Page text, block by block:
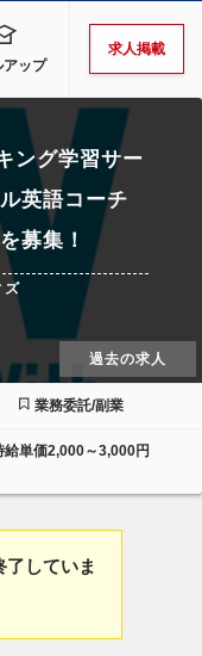
アップ
求人掲載
ング学習サー
英語コーチ
募集！
ズ
過去の求人
業務委託/副業
給単価2,000～3,000円
していま